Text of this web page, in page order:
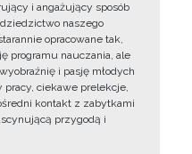
i angażujący sposób
naszego
opracowane tak,
programu nauczania, ale
i pasję młodych
ciekawe prelekcje,
kontakt z zabytkami
przygodą i